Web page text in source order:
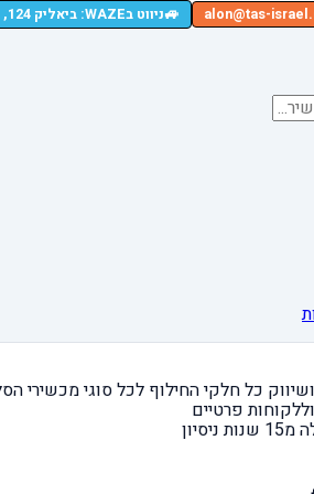
alon@tas-
🚙ניווט בWAZE: ביאליק 124, רמת גן
כל חלקי החילוף לכל סוגי מכשירי
פרטיים